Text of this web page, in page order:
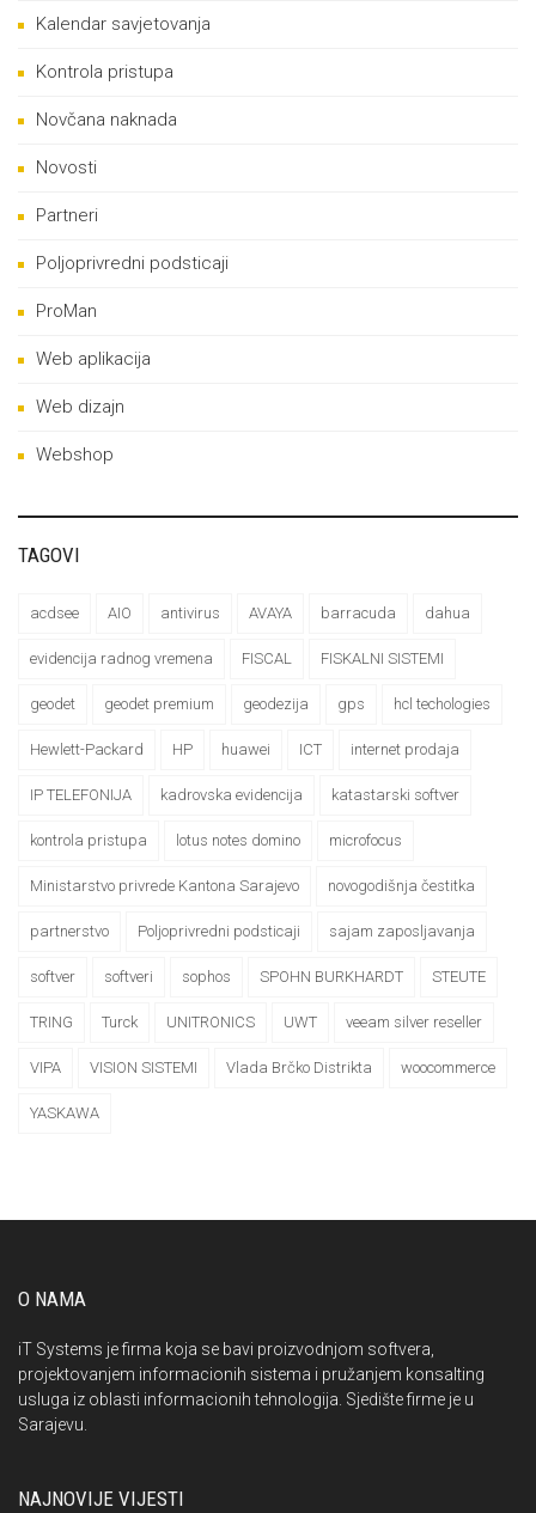
Kalendar savjetovanja
Kontrola pristupa
Novčana naknada
Novosti
Partneri
Poljoprivredni podsticaji
ProMan
Web aplikacija
Web dizajn
Webshop
TAGOVI
acdsee AIO antivirus AVAYA barracuda dahua
evidencija radnog vremena FISCAL FISKALNI SISTEMI
geodet geodet premium geodezija gps hcl techologies
Hewlett-Packard HP huawei ICT internet prodaja
IP TELEFONIJA kadrovska evidencija katastarski softver
kontrola pristupa lotus notes domino microfocus
Ministarstvo privrede Kantona Sarajevo novogodišnja čestitka
partnerstvo Poljoprivredni podsticaji sajam zaposljavanja
softver softveri sophos SPOHN BURKHARDT STEUTE
TRING Turck UNITRONICS UWT veeam silver reseller
VIPA VISION SISTEMI Vlada Brčko Distrikta woocommerce
YASKAWA
O NAMA
iT Systems je firma koja se bavi proizvodnjom softvera,
projektovanjem informacionih sistema i pružanjem konsalting
usluga iz oblasti informacionih tehnologija. Sjedište firme je u
Sarajevu.
NAJNOVIJE VIJESTI